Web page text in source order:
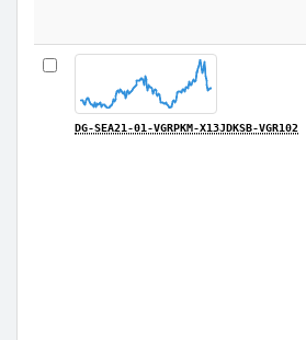
DG-SEA21-01-VGRPKM-X13JDKSB-VGR102